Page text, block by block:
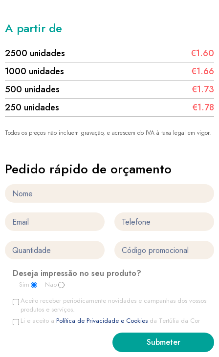
A partir de
2500 unidades
€1.60
1000 unidades
€1.66
500 unidades
€1.73
250 unidades
€1.78
Todos os preços não incluem gravação, e acrescem do IVA à taxa legal em vigor.
Pedido rápido de orçamento
Deseja impressão no seu produto?
Sim
Não
Aceito receber periodicamente novidades e campanhas dos vossos
produtos e serviços.
Li e aceito a Política de Privacidade e Cookies da Tertúlia da Cor